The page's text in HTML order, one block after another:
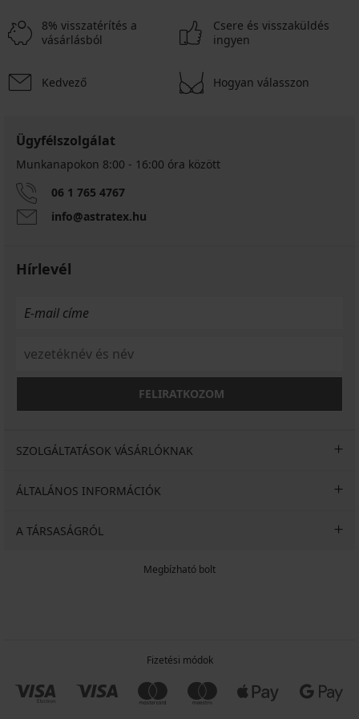
8% visszatérítés a
vásárlásból
Csere és visszaküldés
ingyen
Kedvező Hogyan válasszon
Ügyfélszolgálat
Munkanapokon 8:00 - 16:00 óra között
06 1 765 4767
info@astratex.hu
Hírlevél
FELIRATKOZOM
SZOLGÁLTATÁSOK VÁSÁRLÓKNAK
ÁLTALÁNOS INFORMÁCIÓK
A TÁRSASÁGRÓL
Megbízható bolt
Fizetési módok